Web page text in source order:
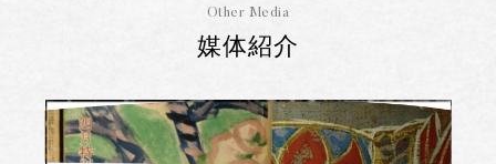
Other Media
媒体紹介